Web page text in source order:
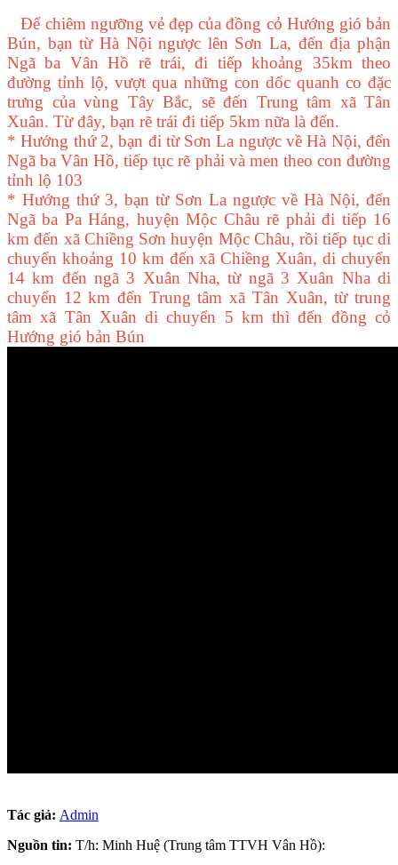
Để chiêm ngưỡng vẻ đẹp của đồng cỏ Hướng gió bản
Bún, bạn từ Hà Nội ngược lên Sơn La, đến địa phận
Ngã ba Vân Hồ rẽ trái, đi tiếp khoảng 35km theo
đường tỉnh lộ, vượt qua những con dốc quanh co đặc
trưng của vùng Tây Bắc, sẽ đến Trung tâm xã Tân
Xuân. Từ đây, bạn rẽ trái đi tiếp 5km nữa là đến.
* Hướng thứ 2, bạn đi từ Sơn La ngược về Hà Nội, đến
Ngã ba Vân Hồ, tiếp tục rẽ phải và men theo con đường
tỉnh lộ 103
* Hướng thứ 3, bạn từ Sơn La ngược về Hà Nội, đến
Ngã ba Pa Háng, huyện Mộc Châu rẽ phải đi tiếp 16
km đến xã Chiềng Sơn huyện Mộc Châu, rồi tiếp tục di
chuyển khoảng 10 km đến xã Chiềng Xuân, di chuyển
14 km đến ngã 3 Xuân Nha, từ ngã 3 Xuân Nha di
chuyển 12 km đến Trung tâm xã Tân Xuân, từ trung
tâm xã Tân Xuân di chuyển 5 km thì đến đồng cỏ
Hướng gió bản Bún
Tác giả: Admin
Nguồn tin: T/h: Minh Huệ (Trung tâm TTVH Vân Hồ):